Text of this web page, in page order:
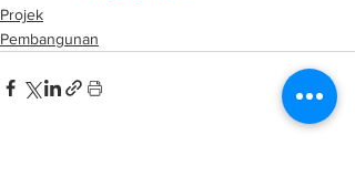
Projek
Pembangunan